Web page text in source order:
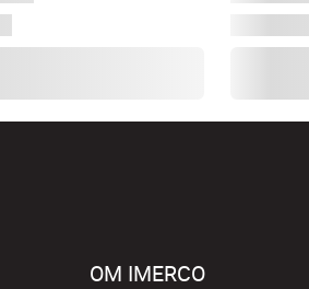
OM IMERCO